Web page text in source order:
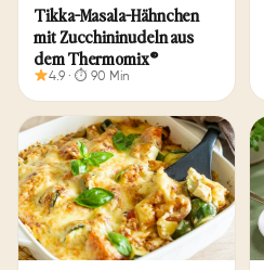
Tikka-Masala-Hähnchen
mit Zucchininudeln aus
dem Thermomix®
4.9 · ⏱ 90 Min